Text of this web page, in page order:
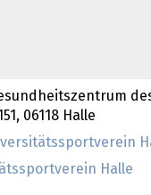
des
06118 Halle
Halle